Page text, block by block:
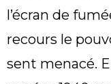
l’écran de
recours le
sent menacé.